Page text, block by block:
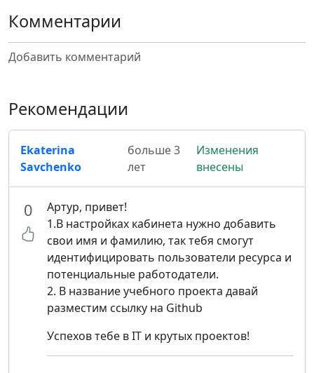
Комментарии
Добавить комментарий
Рекомендации
Ekaterina
Savchenko
больше 3
лет
Изменения
внесены
0
Артур, привет!
1.В настройках кабинета нужно добавить
свои имя и фамилию, так тебя смогут
идентифицировать пользователи ресурса и
потенциальные работодатели.
2. В название учебного проекта давай
разместим ссылку на Github
Успехов тебе в IT и крутых проектов!